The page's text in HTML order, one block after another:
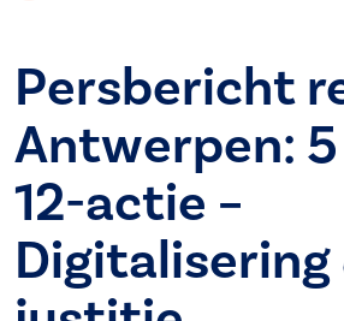
Persbericht
Antwerpen:
12-actie –
Digitalisering